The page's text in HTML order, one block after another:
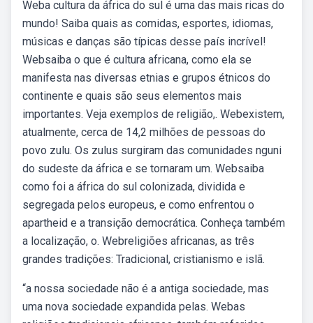
Weba cultura da áfrica do sul é uma das mais ricas do
mundo! Saiba quais as comidas, esportes, idiomas,
músicas e danças são típicas desse país incrível!
Websaiba o que é cultura africana, como ela se
manifesta nas diversas etnias e grupos étnicos do
continente e quais são seus elementos mais
importantes. Veja exemplos de religião,. Webexistem,
atualmente, cerca de 14,2 milhões de pessoas do
povo zulu. Os zulus surgiram das comunidades nguni
do sudeste da áfrica e se tornaram um. Websaiba
como foi a áfrica do sul colonizada, dividida e
segregada pelos europeus, e como enfrentou o
apartheid e a transição democrática. Conheça também
a localização, o. Webreligiões africanas, as três
grandes tradições: Tradicional, cristianismo e islã.
“a nossa sociedade não é a antiga sociedade, mas
uma nova sociedade expandida pelas. Webas